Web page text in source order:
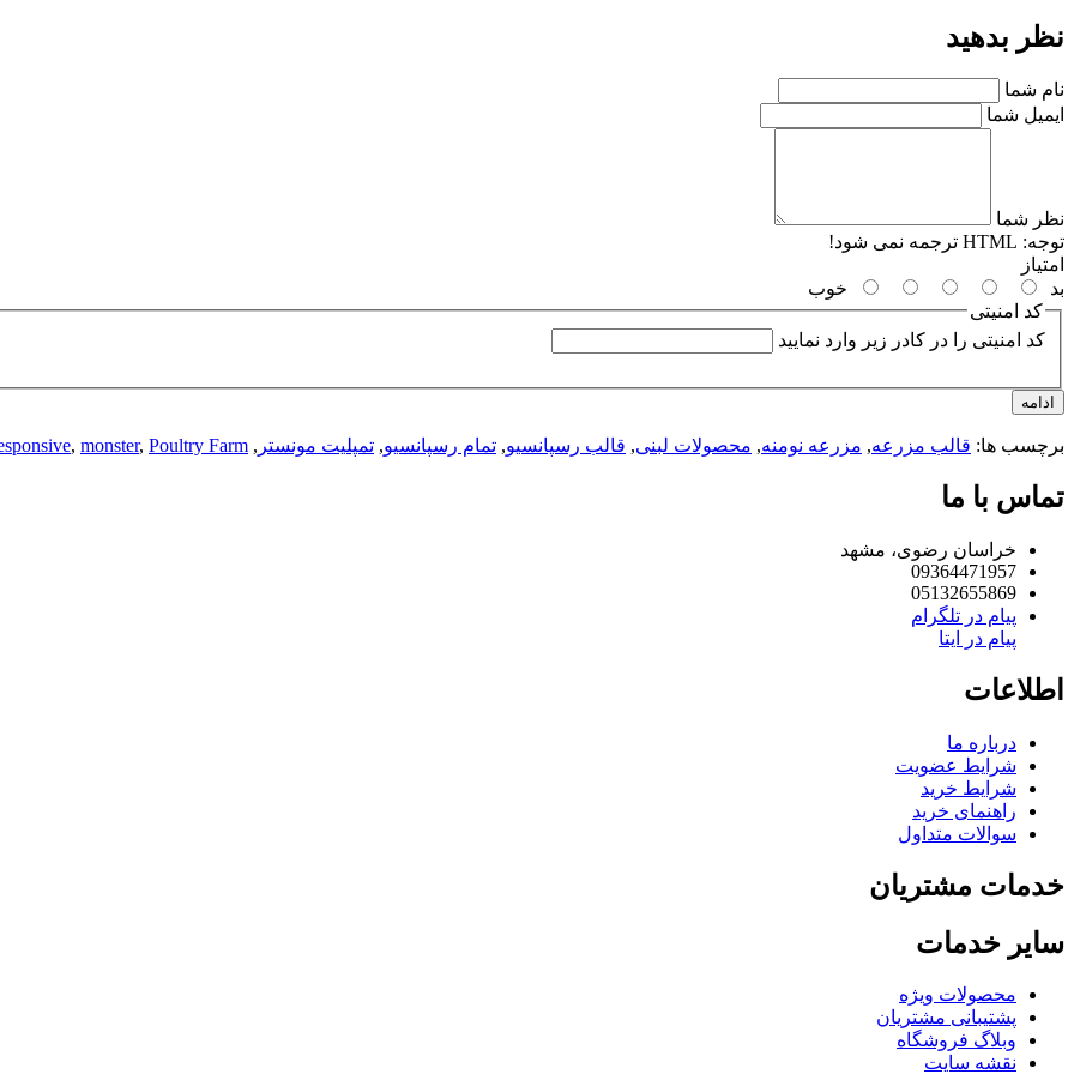
نظر بدهید
نام شما
ایمیل شما
نظر شما
توجه:
امتیاز
بد
خوب
کد امنیتی
کد امنیتی را در کادر زیر وارد نمایید
ادامه
برچسب ها: قالب مزرعه, مزرعه نومنه, محصولات لبنی, قالب رسپانسیو, تمام رسپانسیو, تمپلیت مونستر ,
, monster, Poultry Farm
تماس با ما
خراسان رضوی، مشهد
09364471957
05132655869
پیام در تلگرام
پیام در ایتا
اطلاعات
درباره ما
شرایط عضویت
شرایط خرید
راهنمای خرید
سوالات متداول
خدمات مشتریان
سایر خدمات
محصولات ویژه
پشتیبانی مشتریان
وبلاگ فروشگاه
نقشه سایت